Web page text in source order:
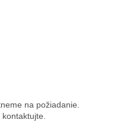
na požiadanie.